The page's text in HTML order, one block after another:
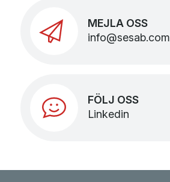
MEJLA OSS
info@sesab.com
FÖLJ OSS
Linkedin